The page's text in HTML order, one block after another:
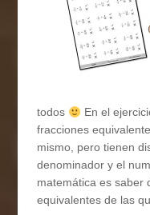
todos
En el
fracciones
mismo, pero tienen
denominador y el
matemática es saber
equivalentes de las